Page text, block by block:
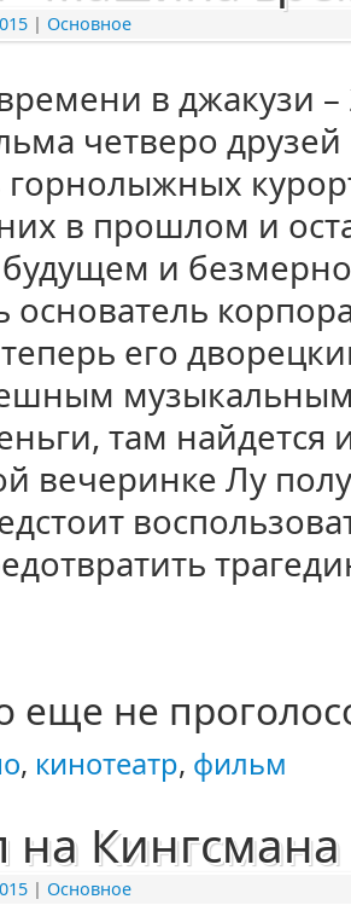
| Основное
в джакузи
четверо
в прошлом и
и
основатель
его
там найдется
вечеринке Лу
еще не
, кинотеатр, фильм
на Кингсмана
| Основное